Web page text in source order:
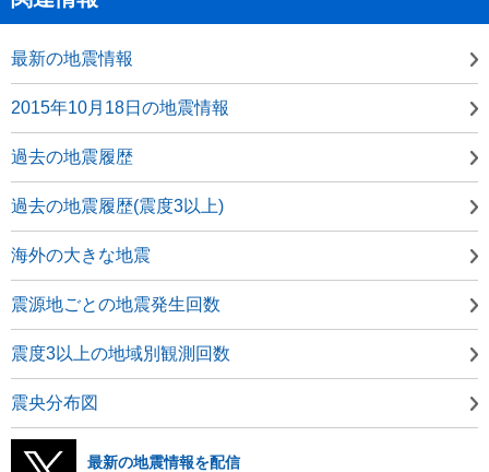
最新の地震情報
2015年10月18日の地震情報
過去の地震履歴
過去の地震履歴(震度3以上)
海外の大きな地震
震源地ごとの地震発生回数
震度3以上の地域別観測回数
震央分布図
最新の地震情報を配信